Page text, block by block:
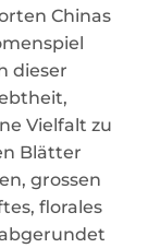
Chinas
dieser
Vielfalt zu
Blätter
grossen
florales